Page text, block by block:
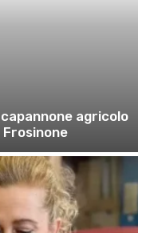
agricolo
Frosinone